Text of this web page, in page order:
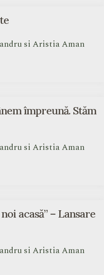
si Aristia Aman
împreună. Stăm
si Aristia Aman
acasă” – Lansare
si Aristia Aman